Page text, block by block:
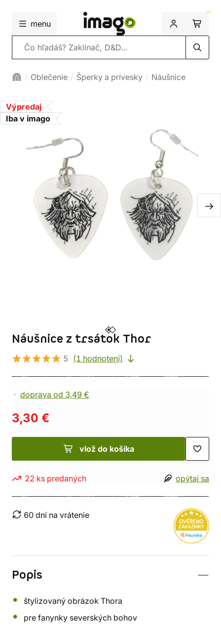
menu
Vyhľadávanie
Oblečenie Šperky a prívesky Náušnice
Výpredaj
Iba v imago
Náušnice z trsátok Thor
5 (1 hodnotení)
doprava od 3,49 €
3,30 €
vlož do košíka
22 ks predaných opýtaj sa
60 dní na vrátenie
Popis
štylizovaný obrázok Thora
pre fanynky severských bohov